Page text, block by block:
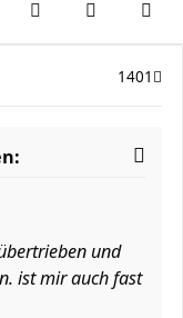
1401
und
ist mir auch fast